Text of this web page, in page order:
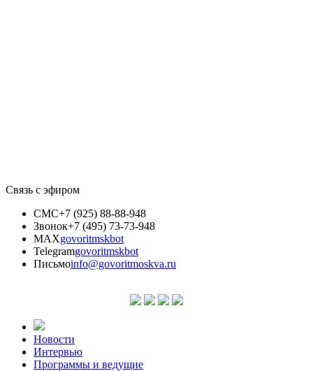
Связь с эфиром
СМС+7 (925) 88-88-948
Звонок+7 (495) 73-73-948
MAXgovoritmskbot
Telegramgovoritmskbot
Письмоinfo@govoritmoskva.ru
Новости
Интервью
Программы и ведущие